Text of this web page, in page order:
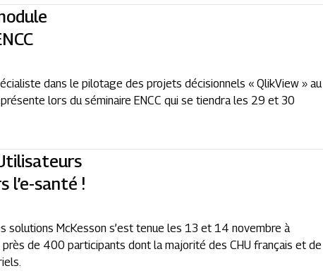
dans le pilotage des projets décisionnels « QlikView » au
lors du séminaire ENCC qui se tiendra les 29 et 30
l’e-santé !
solutions McKesson s’est tenue les 13 et 14 novembre à
près de 400 participants dont la majorité des CHU français et de